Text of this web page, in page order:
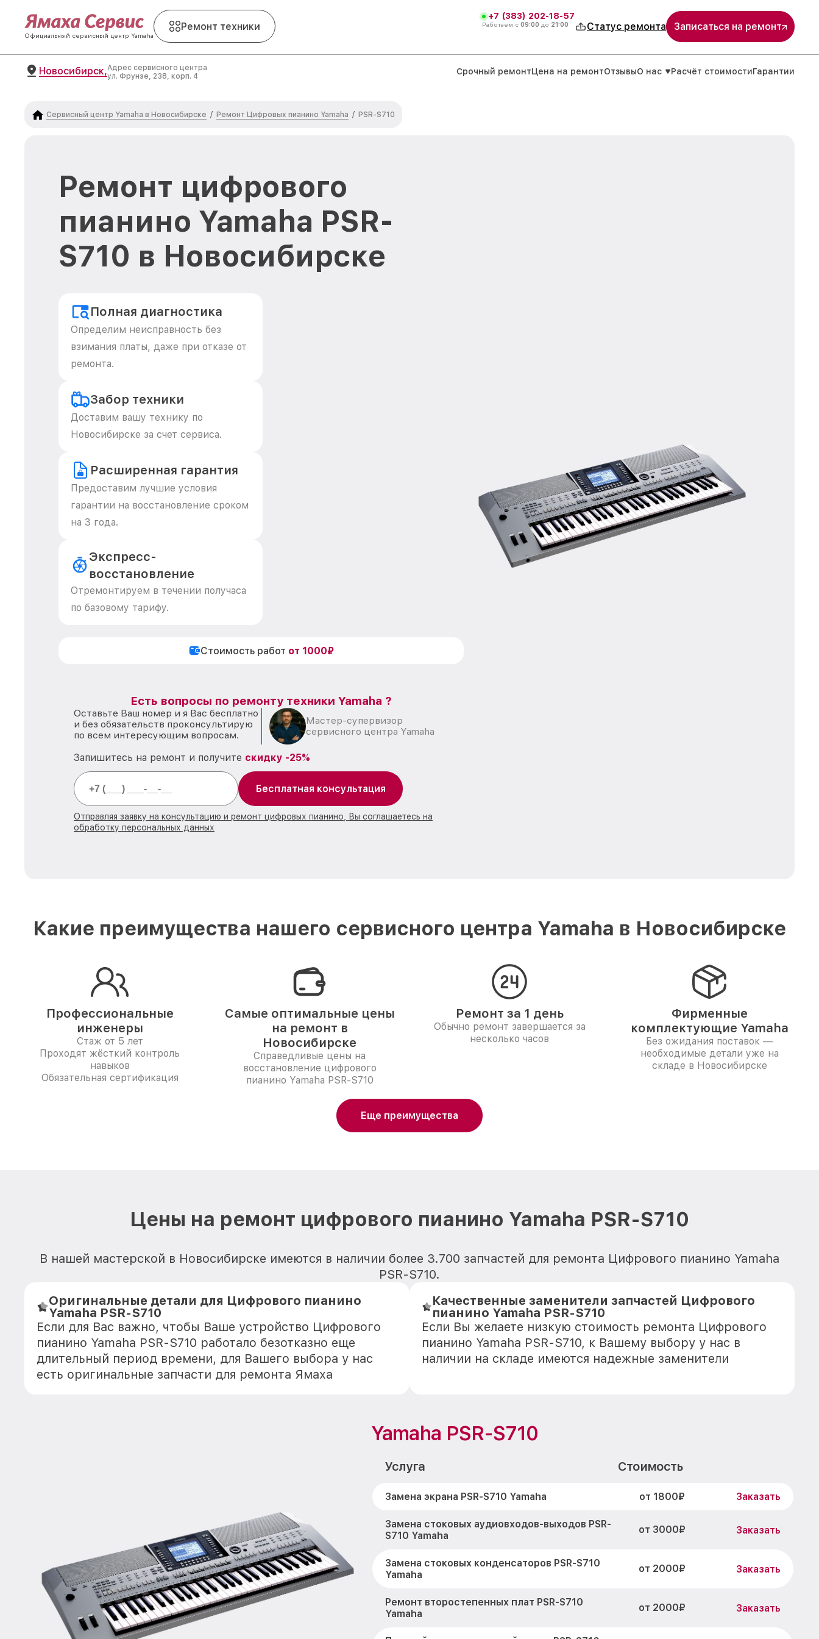
Официальный сервисный центр Yamaha
Ремонт техники
+7 (383) 202-18-57
Работаем с 09:00 до 21:00 Статус ремонта Записаться на ремонт
Новосибирск,Адрес сервисного центра
ул. Фрунзе, 238, корп. 4
Срочный ремонтЦена на ремонтОтзывыО нас Расчёт стоимостиГарантии
Сервисный центр Yamaha в Новосибирске / Ремонт Цифровых пианино Yamaha / PSR-S710
Ремонт цифрового
пианино Yamaha PSR-
S710 в Новосибирске
Полная диагностика
Определим неисправность без
взимания платы, даже при отказе от
ремонта.
Забор техники
Доставим вашу технику по
Новосибирске за счет сервиса.
Расширенная гарантия
Предоставим лучшие условия
гарантии на восстановление сроком
на 3 года.
Экспресс-
восстановление
Отремонтируем в течении получаса
по базовому тарифу.
Стоимость работ от 1000₽
Есть вопросы по ремонту техники Yamaha ?
Оставьте Ваш номер и я Вас бесплатно
и без обязательств проконсультирую
по всем интересующим вопросам.
Мастер-супервизор
сервисного центра Yamaha
Запишитесь на ремонт и получите скидку -25%
Бесплатная консультация
Отправляя заявку на консультацию и ремонт цифровых пианино, Вы соглашаетесь на
обработку персональных данных
Какие преимущества нашего сервисного центра Yamaha в Новосибирске
Профессиональные
инженеры
Стаж от 5 лет
Проходят жёсткий контроль
навыков
Обязательная сертификация
Самые оптимальные цены
на ремонт в
Новосибирске
Справедливые цены на
восстановление цифрового
пианино Yamaha PSR-S710
Ремонт за 1 день
Обычно ремонт завершается за
несколько часов
Фирменные
комплектующие Yamaha
Без ожидания поставок —
необходимые детали уже на
складе в Новосибирске
Еще преимущества
Цены на ремонт цифрового пианино Yamaha PSR-S710
В нашей мастерской в Новосибирске имеются в наличии более 3.700 запчастей для ремонта Цифрового пианино Yamaha
PSR-S710.
Оригинальные детали для Цифрового пианино
Yamaha PSR-S710
Если для Вас важно, чтобы Ваше устройство Цифрового
пианино Yamaha PSR-S710 работало безотказно еще
длительный период времени, для Вашего выбора у нас
есть оригинальные запчасти для ремонта Ямаха
Качественные заменители запчастей Цифрового
пианино Yamaha PSR-S710
Если Вы желаете низкую стоимость ремонта Цифрового
пианино Yamaha PSR-S710, к Вашему выбору у нас в
наличии на складе имеются надежные заменители
Yamaha PSR-S710
Услуга Стоимость
Замена экрана PSR-S710 Yamaha от 1800₽ Заказать
Замена стоковых аудиовходов-выходов PSR-
S710 Yamaha
от 3000₽ Заказать
Замена стоковых конденсаторов PSR-S710
Yamaha
от 2000₽ Заказать
Ремонт второстепенных плат PSR-S710
Yamaha
от 2000₽ Заказать